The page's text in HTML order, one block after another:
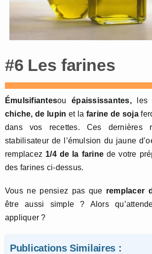
#6 Les farines
Émulsifiantesouépaississantes, les
chiche,de lupin et la farine de soja
dans vos recettes. Ces dernières
stabilisateur de l’émulsion du jaune
remplacez 1/4 de la farine de votre
des farines ci-dessus.
Vous ne pensiez pas que remplacer
être aussi simple ? Alors
appliquer ?
Publications Similaires :